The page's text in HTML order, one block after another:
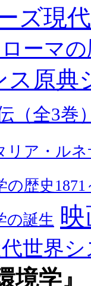
ズ現
ーマ
ス原典
（全3巻
リア・ル
の歴史1871
の誕生
世界
境学